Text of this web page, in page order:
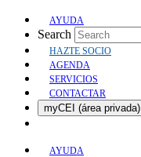
AYUDA
Search
HAZTE SOCIO
AGENDA
SERVICIOS
CONTACTAR
myCEI (área privada)
AYUDA